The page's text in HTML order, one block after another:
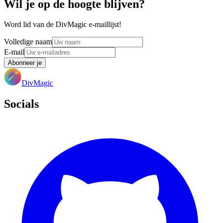
Wil je op de hoogte blijven?
Word lid van de DivMagic e-maillijst!
Volledige naam
E-mail
Abonneer je
DivMagic
Socials